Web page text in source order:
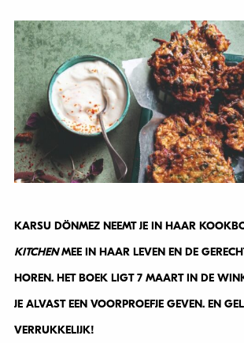
KARSU DÖNMEZ NEEMT JE IN HAAR
KITCHENMEE IN HAAR LEVEN EN DE
HOREN. HET BOEK LIGT 7 MAART IN DE
JE ALVAST EEN VOORPROEFJE GEVEN. EN
VERRUKKELIJK!